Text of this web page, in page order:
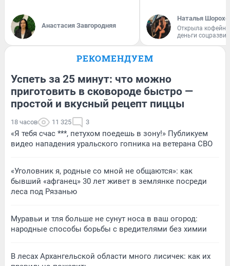
Анастасия Завгородняя
Наталья
Открыла
деньги
РЕКОМЕНДУЕМ
Успеть за 25 минут: что можно
приготовить в сковороде быстро —
простой и вкусный рецепт пиццы
18 часов 11 325 3
«Я тебя счас ***, петухом поедешь в зону!» Публикуем
видео нападения уральского гопника на ветерана СВО
«Уголовник я, родные со мной не общаются»: как
бывший «афганец» 30 лет живет в землянке посреди
леса под Рязанью
Муравьи и тля больше не сунут носа в ваш огород:
народные способы борьбы с вредителями без химии
В лесах Архангельской области много лисичек: как их